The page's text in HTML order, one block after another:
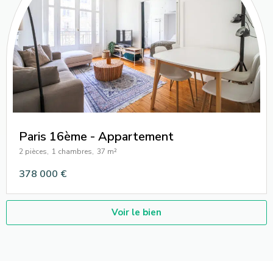
Paris 16ème - Appartement
2 pièces, 1 chambres, 37 m²
378 000 €
Voir le bien